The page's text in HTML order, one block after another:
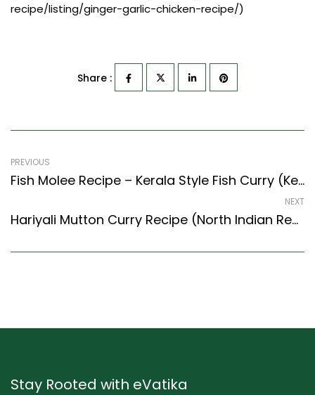
recipe/listing/ginger-garlic-chicken-recipe/)
Share :
PREVIOUS
Fish Molee Recipe – Kerala Style Fish Curry (Kerala Recipes Style)
NEXT
Hariyali Mutton Curry Recipe (North Indian Recipes Style) – Easy & Delicious Recipe
Stay Rooted with eVatika